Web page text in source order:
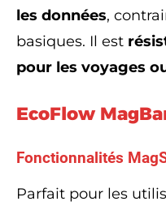
les données,
basiques. Il est
pour les voyages
EcoFlow
Fonctionnalités
Parfait pour les